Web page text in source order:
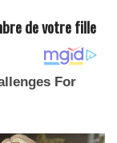
de votre fille